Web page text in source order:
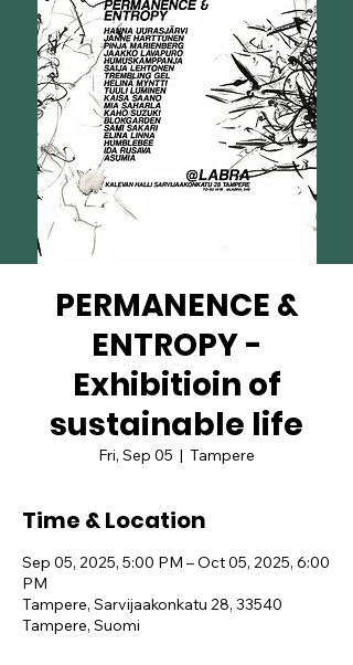
PERMANENCE &
ENTROPY -
Exhibitioin of
sustainable life
Fri, Sep 05
  |
Tampere
Time & Location
Sep 05, 2025, 5:00 PM – Oct 05, 2025, 6:00
PM
Tampere, Sarvijaakonkatu 28, 33540
Tampere, Suomi